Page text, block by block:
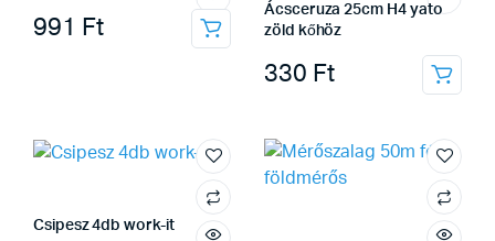
991 Ft
Ácsceruza 25cm H4 yato
zöld kőhöz
330 Ft
Csipesz 4db work-it